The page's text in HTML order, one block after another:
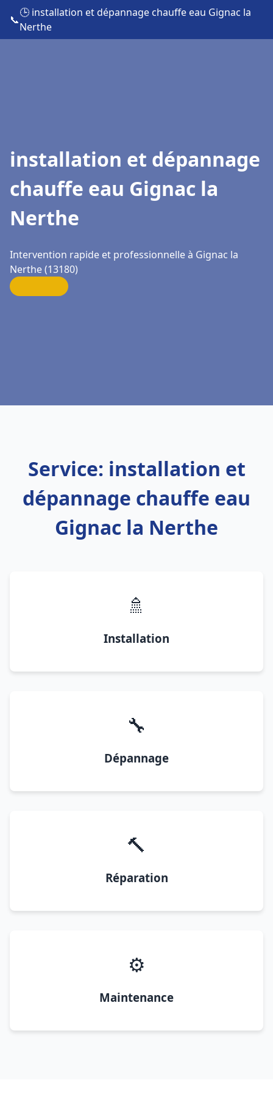
📞
🕒 installation et dépannage chauffe eau Gignac la
Nerthe
installation et dépannage
chauffe eau Gignac la
Nerthe
Intervention rapide et professionnelle à Gignac la
Nerthe (13180)
Service: installation et
dépannage chauffe eau
Gignac la Nerthe
🚿
Installation
🔧
Dépannage
🔨
Réparation
⚙️
Maintenance